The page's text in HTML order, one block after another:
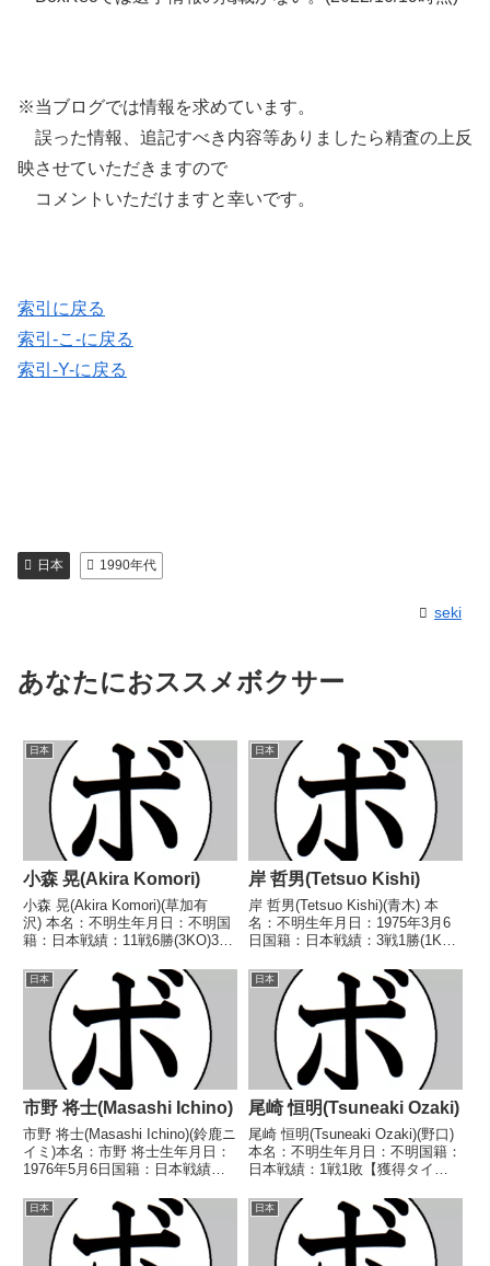
※当ブログでは情報を求めています。
誤った情報、追記すべき内容等ありましたら精査の上反
映させていただきますので
コメントいただけますと幸いです。
索引に戻る
索引-こ-に戻る
索引-Y-に戻る
日本 1990年代
seki
あなたにおススメボクサー
日本
小森 晃(Akira Komori)
小森 晃(Akira Komori)(草加有
沢) 本名：不明生年月日：不明国
籍：日本戦績：11戦6勝(3KO)3敗
歴】1978/10/12 ○4R判定 (採点
不明) 佐々木 通雄(不二秩
父)1978/12/2...
日本
岸 哲男(Tetsuo Kishi)
岸 哲男(Tetsuo Kishi)(青木) 本
名：不明生年月日：1975年3月6
日国籍：日本戦績：3戦1勝(1KO)
歴】1995/01/09 ○2RKO 小泉
雅幸(斎田)■1995年度東日本スー
パーフラ...
日本
市野 将士(Masashi Ichino)
市野 将士(Masashi Ichino)(鈴鹿ニ
イミ)本名：市野 将士生年月日：
1976年5月6日国籍：日本戦績：
トル】なし【戦歴】1995/11/23
○4RTKO 鷹匠 一也(平
石)1996/06...
日本
尾崎 恒明(Tsuneaki Ozaki)
尾崎 恒明(Tsuneaki Ozaki)(野口)
本名：不明生年月日：不明国籍：
日本戦績：1戦1敗【獲得タイト
●4R判定 (採点不明) 鈴木 盛(笹
崎)【補足情報】・戦績/戦歴は判
明済みのもののみ記載。...
日本 日本